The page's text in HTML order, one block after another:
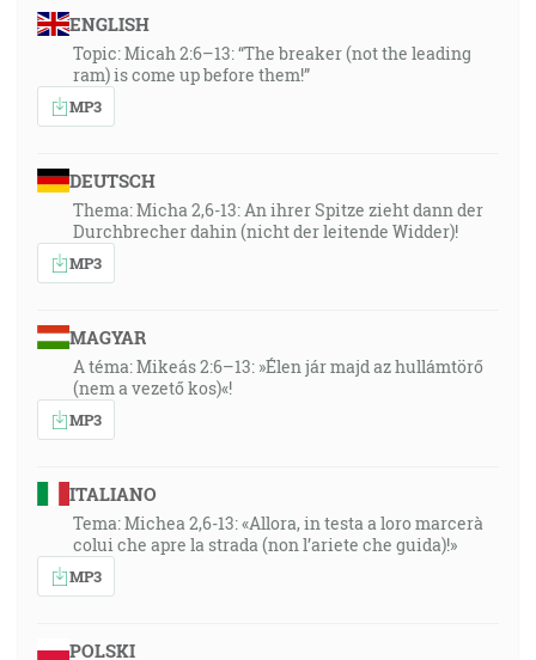
ENGLISH
Topic: Micah 2:6–13: “The breaker (not the leading
ram) is come up before them!”
MP3
DEUTSCH
Thema: Micha 2,6-13: An ihrer Spitze zieht dann der
Durchbrecher dahin (nicht der leitende Widder)!
MP3
MAGYAR
A téma: Mikeás 2:6–13: »Élen jár majd az hullámtörő
(nem a vezető kos)«!
MP3
ITALIANO
Tema: Michea 2,6-13: «Allora, in testa a loro marcerà
colui che apre la strada (non l’ariete che guida)!»
MP3
POLSKI